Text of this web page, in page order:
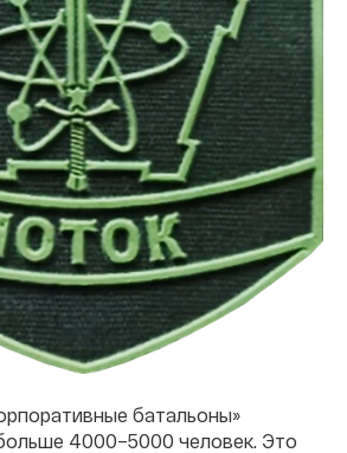
батальоны»
4000–5000 человек. Это